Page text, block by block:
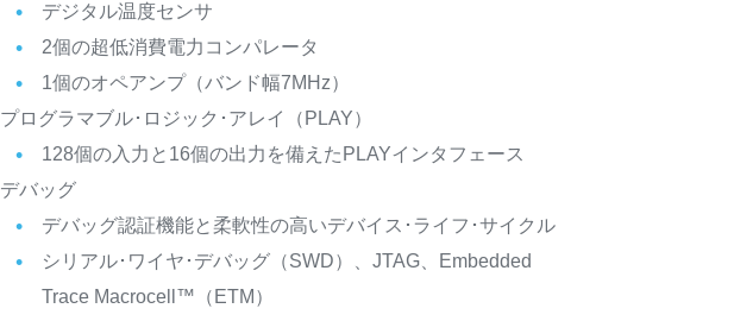
デジタル温度センサ
2個の超低消費電力コンパレータ
1個のオペアンプ（バンド幅7MHz）
プログラマブル･ロジック･アレイ（PLAY）
128個の入力と16個の出力を備えたPLAYインタフェース
デバッグ
デバッグ認証機能と柔軟性の高いデバイス･ライフ･サイクル
シリアル･ワイヤ･デバッグ（SWD）、JTAG、Embedded
Trace Macrocell™（ETM）